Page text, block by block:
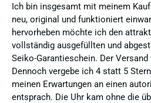
Ich bin insgesamt mit meinem
neu, original und funktioniert
hervorheben möchte ich den
vollständig ausgefüllten und
Seiko-Garantieschein. Der
Dennoch vergebe ich 4 statt 5
meinen Erwartungen an einen
entsprach. Die Uhr kam ohne die